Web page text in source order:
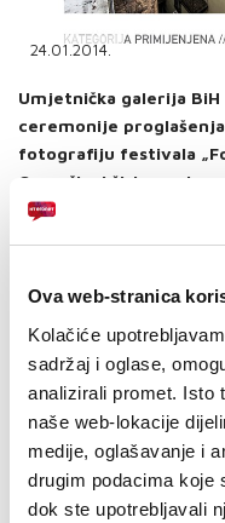
Ova web-stranica
Kolačiće
sadržaj i oglase,
analizirali promet. Isto
naše web-lokacije
medije, oglašavanje i
drugim podacima koje
dok ste upotrebljavali
TELEFONSKI IMENIK
24.01.2014.
Umjetnička galerija
ceremonije
fotografiju festivala
Osmočlani žiri u
(predsjednica žirija –
Risović (Srbija) i Mario
U kategoriji
pobjedničku fotografiju
pod nazivom “Jason Paul
Mišljenje predsjednice
upečatljiva scena uz
tehnika na fotografiji nas
pitanja.